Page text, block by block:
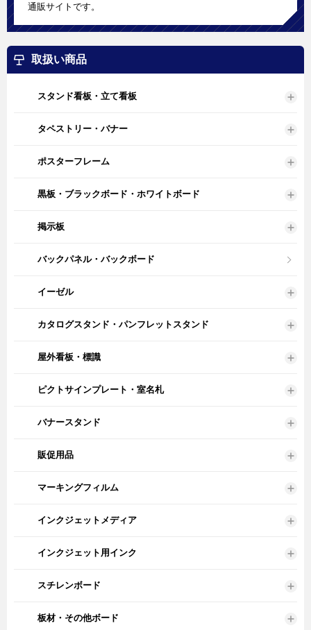
通販サイトです。
取扱い商品
スタンド看板・立て看板
タペストリー・バナー
ポスターフレーム
黒板・ブラックボード・ホワイトボード
掲示板
バックパネル・バックボード
イーゼル
カタログスタンド・パンフレットスタンド
屋外看板・標識
ピクトサインプレート・室名札
バナースタンド
販促用品
マーキングフィルム
インクジェットメディア
インクジェット用インク
スチレンボード
板材・その他ボード